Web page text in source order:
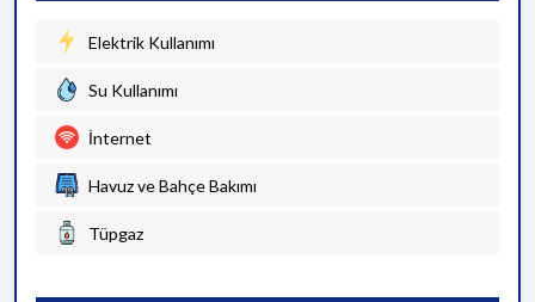
Elektrik Kullanımı
Su Kullanımı
İnternet
Havuz ve Bahçe Bakımı
Tüpgaz